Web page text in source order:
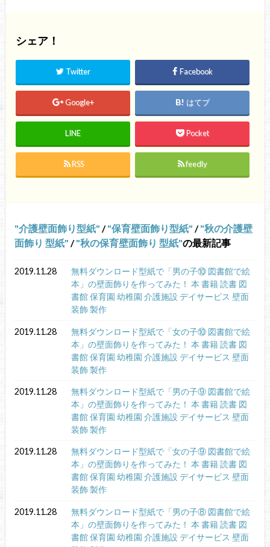
シェア！
Twitter Facebook
Google+ はてブ
LINE Pocket
RSS feedly
介護壁面飾り型紙 / 保育壁面飾り型紙 / 秋の介護壁
面飾り 型紙 / 秋の保育壁面飾り 型紙 の最新記事
2019.11.28
無料ダウンロード型紙で「男の子⑩ 図書館で絵
本」の壁面飾りを作ってみた！ 本 書籍 読書 図
書館 保育園 幼稚園 介護施設 デイサービス 壁面
装飾 製作
2019.11.28
無料ダウンロード型紙で「女の子⑩ 図書館で絵
本」の壁面飾りを作ってみた！ 本 書籍 読書 図
書館 保育園 幼稚園 介護施設 デイサービス 壁面
装飾 製作
2019.11.28
無料ダウンロード型紙で「男の子⑨ 図書館で絵
本」の壁面飾りを作ってみた！ 本 書籍 読書 図
書館 保育園 幼稚園 介護施設 デイサービス 壁面
装飾 製作
2019.11.28
無料ダウンロード型紙で「女の子⑨ 図書館で絵
本」の壁面飾りを作ってみた！ 本 書籍 読書 図
書館 保育園 幼稚園 介護施設 デイサービス 壁面
装飾 製作
2019.11.28
無料ダウンロード型紙で「男の子⑧ 図書館で絵
本」の壁面飾りを作ってみた！ 本 書籍 読書 図
書館 保育園 幼稚園 介護施設 デイサービス 壁面